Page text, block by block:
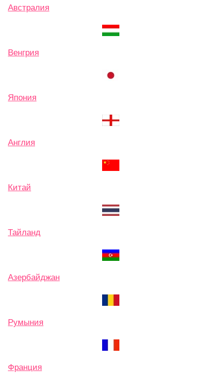
Австралия
Венгрия
Япония
Англия
Китай
Тайланд
Азербайджан
Румыния
Франция